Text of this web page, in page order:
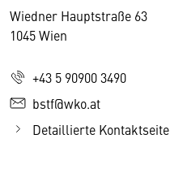
Wiedner Hauptstraße 63
1045 Wien
+43 5 90900 3490
bstf@wko.at
Detaillierte Kontaktseite